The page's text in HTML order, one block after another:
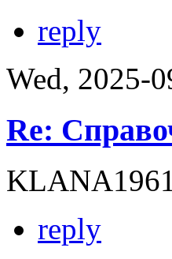
reply
Wed, 2025-
Re:
reply